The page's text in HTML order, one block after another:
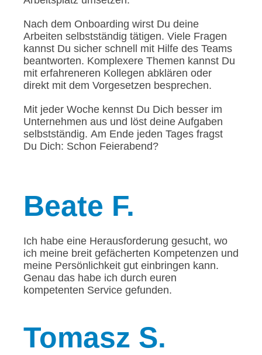
Nach dem Onboarding wirst Du deine
Arbeiten selbstständig tätigen. Viele Fragen
kannst Du sicher schnell mit Hilfe des Teams
beantworten. Komplexere Themen kannst Du
mit erfahreneren Kollegen abklären oder
direkt mit dem Vorgesetzen besprechen.
Mit jeder Woche kennst Du Dich besser im
Unternehmen aus und löst deine Aufgaben
selbstständig. Am Ende jeden Tages fragst
Du Dich: Schon Feierabend?
Beate F.
Ich habe eine Herausforderung gesucht, wo
ich meine breit gefächerten Kompetenzen und
meine Persönlichkeit gut einbringen kann.
Genau das habe ich durch euren
kompetenten Service gefunden.
Tomasz S.